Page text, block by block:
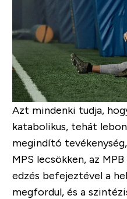
Azt mindenki tudja,
katabolikus, tehát
megindító
MPS lecsökken, az
edzés befejeztével a
megfordul, és a